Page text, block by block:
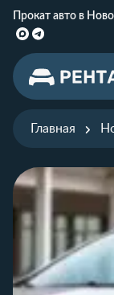
Прокат авто в
Главная